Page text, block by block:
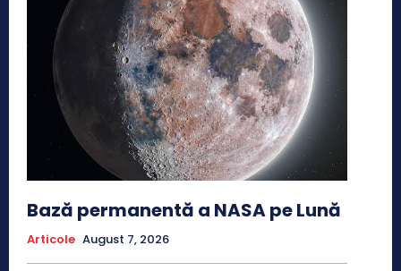
Bază permanentă a NASA pe Lună
Articole August 7, 2026